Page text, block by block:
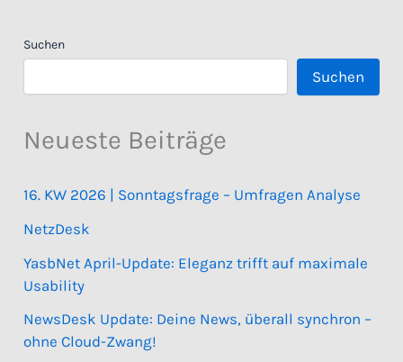
Suchen
Suchen
Neueste Beiträge
16. KW 2026 | Sonntagsfrage – Umfragen Analyse
NetzDesk
YasbNet April-Update: Eleganz trifft auf maximale
Usability
NewsDesk Update: Deine News, überall synchron –
ohne Cloud-Zwang!